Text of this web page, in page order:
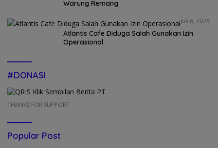
Warung Remang
Juli 6, 2026
Atlantis Cafe Diduga Salah Gunakan Izin
Operasional
#DONASI
THANKS FOR SUPPORT
Popular Post